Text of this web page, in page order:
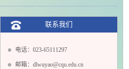
联系我们
电话：023-65111297
邮箱：dlwuyao@cqu.edu.cn